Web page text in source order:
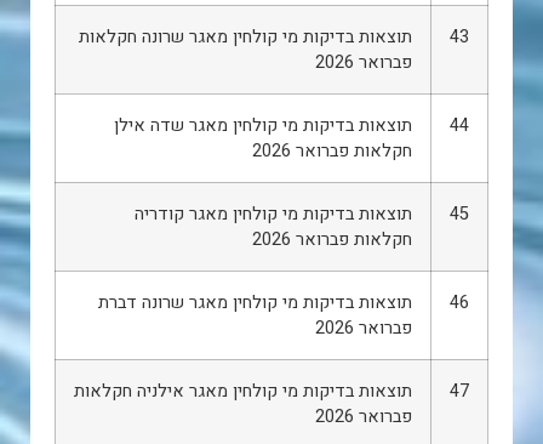
43
תוצאות בדיקות מי קולחין מאגר שרונה חקלאות
פברואר 2026
44
תוצאות בדיקות מי קולחין מאגר שדה אילן
חקלאות פברואר 2026
45
תוצאות בדיקות מי קולחין מאגר קודריה
חקלאות פברואר 2026
46
תוצאות בדיקות מי קולחין מאגר שרונה דברת
פברואר 2026
47
תוצאות בדיקות מי קולחין מאגר אילניה חקלאות
פברואר 2026